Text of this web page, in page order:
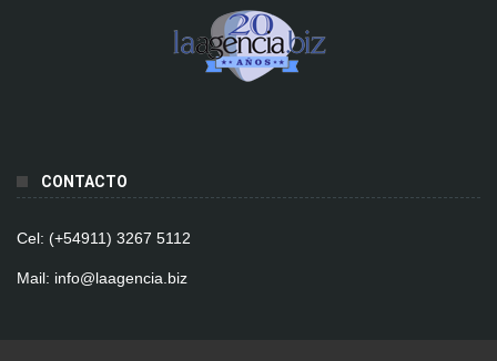
CONTACTO
Cel: (+54911) 3267 5112
Mail: info@laagencia.biz